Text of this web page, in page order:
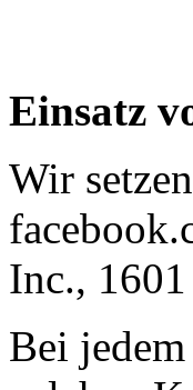
Einsatz
Wir
Inc.,
Bei